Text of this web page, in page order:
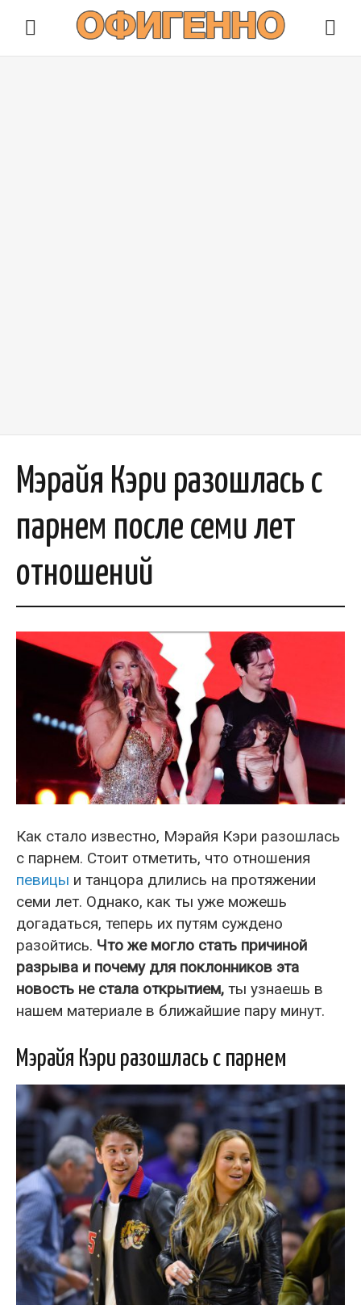
Мэрайя Кэри разошлась с
парнем после семи лет
отношений
Как стало известно, Мэрайя Кэри разошлась
с парнем. Стоит отметить, что отношения
певицы и танцора длились на протяжении
семи лет. Однако, как ты уже можешь
догадаться, теперь их путям суждено
разойтись. Что же могло стать причиной
разрыва и почему для поклонников эта
новость не стала открытием, ты узнаешь в
нашем материале в ближайшие пару минут.
Мэрайя Кэри разошлась с парнем